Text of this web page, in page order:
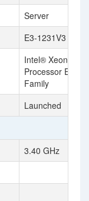
Server
E3-1231V3
Intel® Xeon®
Processor E3 v3
Family
Launched
3.40 GHz